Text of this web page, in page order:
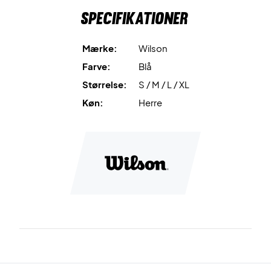
Længde: 8" / 20 cm indersøm.
Specifikationer
Mærke:
Wilson
Farve:
Blå
Størrelse:
S / M / L / XL
Køn:
Herre